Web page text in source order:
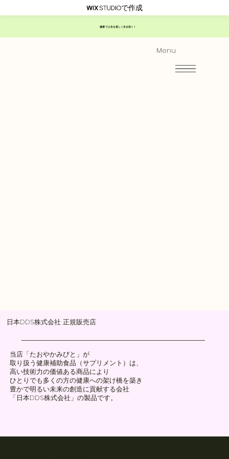
で作成
Menu
健康で人生を楽しく生き抜く！
日本DDS株式会社 正規販売店
当店「たおやかみびと」が
取り扱う健康補助食品（サプリメント）は、
高い技術力の価値ある商品により
ひとりでも多くの方の健康への架け橋を築き
​豊かで明るい未来の創造に貢献する会社
「​日本DDS株式会社」の製品です。